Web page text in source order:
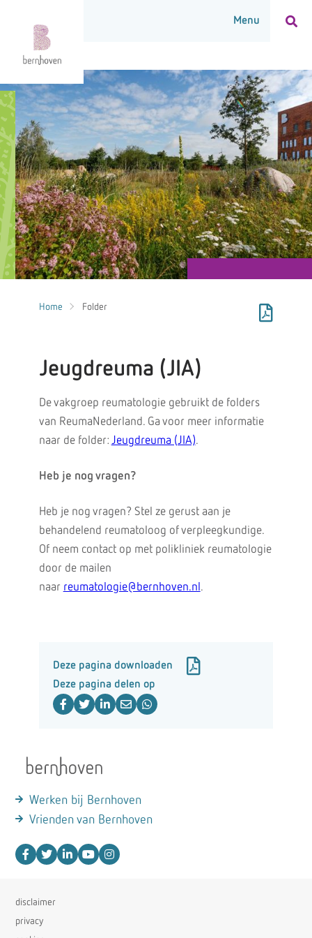
Home Folder
Jeugdreuma (JIA)
De vakgroep reumatologie gebruikt de folders
van ReumaNederland. Ga voor meer informatie
naar de folder: Jeugdreuma (JIA).
Heb je nog vragen?
Heb je nog vragen? Stel ze gerust aan je
behandelend reumatoloog of verpleegkundige.
Of neem contact op met polikliniek reumatologie
door de mailen
naar reumatologie@bernhoven.nl .
Deze pagina downloaden
Deze pagina delen op
Werken bij Bernhoven
Vrienden van Bernhoven
disclaimer
privacy